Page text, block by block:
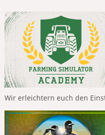
Wir erleichtern euch den